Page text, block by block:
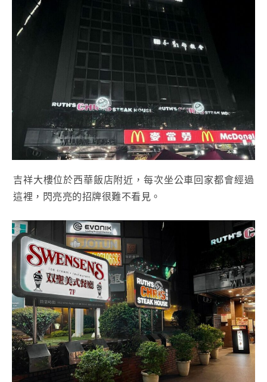
吉祥大樓位於西華飯店附近，每次坐公車回家都會經過
這裡，閃亮亮的招牌很難不看見。